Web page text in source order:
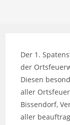
Der 1.
der
Diesen
aller
Bissendorf,
aller